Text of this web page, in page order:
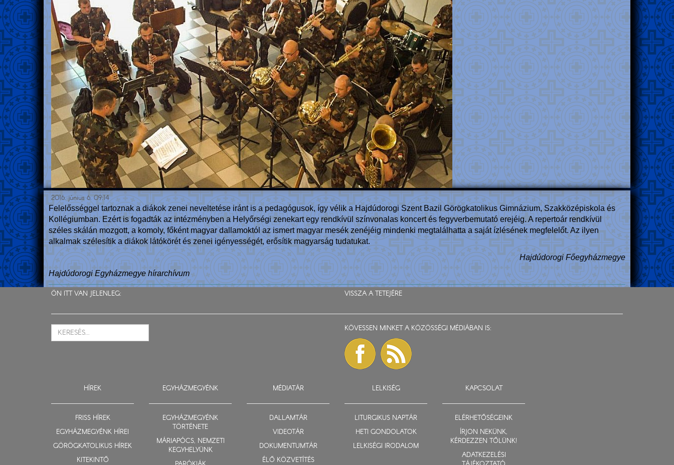
2016. június 6. 09:14
Felelősséggel tartoznak a diákok zenei neveltetése iránt is a pedagógusok, így vélik a Hajdúdorogi Szent Bazil Görögkatolikus Gimnázium, Szakközépiskola és
Kollégiumban. Ezért is fogadták az intézményben a Helyőrségi zenekart egy rendkívül színvonalas koncert és fegyverbemutató erejéig. A repertoár rendkívül
széles skálán mozgott, a komoly, főként magyar dallamoktól az ismert magyar mesék zenéjéig mindenki megtalálhatta a saját ízlésének megfelelőt. Az ilyen
alkalmak szélesítik a diákok látókörét és zenei igényességét, erősítik magyarság tudatukat.
Hajdúdorogi Főegyházmegye
Hajdúdorogi Egyházmegye hírarchívum
ÖN ITT VAN JELENLEG: VISSZA A TETEJÉRE
KÖVESSEN MINKET A KÖZÖSSÉGI MÉDIÁBAN IS:
HÍREK
FRISS HÍREK
EGYHÁZMEGYÉNK HÍREI
GÖRÖGKATOLIKUS HÍREK
KITEKINTŐ
EGYHÁZMEGYÉNK
EGYHÁZMEGYÉNK
TÖRTÉNETE
MÁRIAPÓCS, NEMZETI
KEGYHELYÜNK
MÉDIATÁR
DALLAMTÁR
VIDEOTÁR
DOKUMENTUMTÁR
ÉLŐ KÖZVETÍTÉS
LELKISÉG
LITURGIKUS NAPTÁR
HETI GONDOLATOK
LELKISÉGI IRODALOM
KAPCSOLAT
ELÉRHETŐSÉGEINK
ÍRJON NEKÜNK,
KÉRDEZZEN TŐLÜNK!
ADATKEZELÉSI